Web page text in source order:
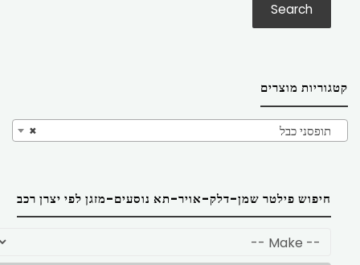
Search
קטגוריות מוצרים
× תופסני כבל
חיפוש פילטר שמן-דלק-אויר-תא נוסעים-מזגן לפי יצרן רכב